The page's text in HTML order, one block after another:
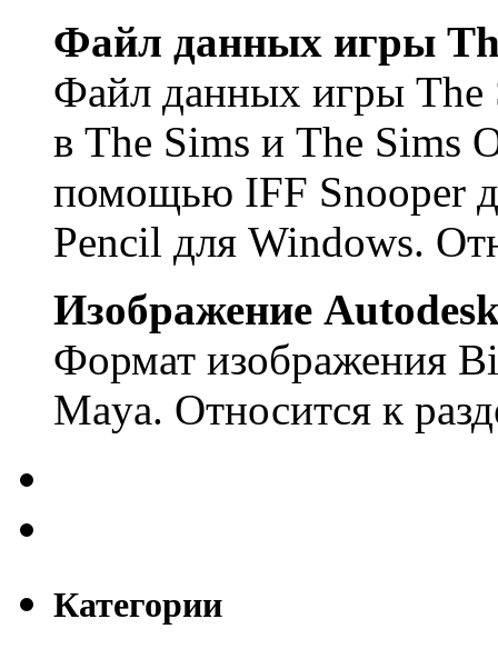
Файл данных игры
Файл данных игры The
в The Sims и The Sims
помощью IFF Snooper
Pencil для Windows.
Изображение
Формат изображения
Maya. Относится к
Категории